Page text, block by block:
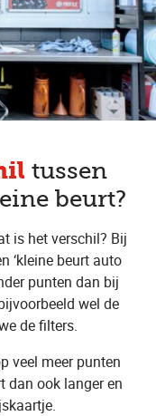
tussen
beurt?
is het verschil? Bij
‘kleine beurt auto
punten dan bij
wel de
de filters.
veel meer punten
dan ook langer en